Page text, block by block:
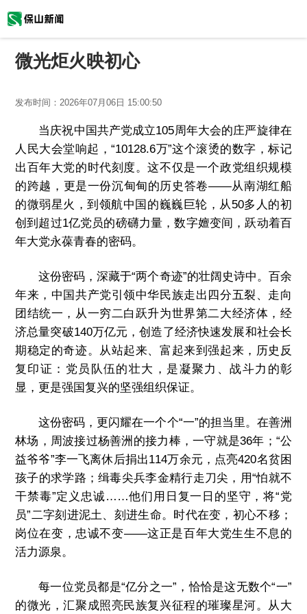
微光炬火映初心
发布时间： 2026年07月06日 15:00:50
当庆祝中国共产党成立105周年大会的庄严旋律在
人民大会堂响起，“10128.6万”这个滚烫的数字，标记
出百年大党的时代刻度。这不仅是一个政党组织规模
的跨越，更是一份沉甸甸的历史答卷——从南湖红船
的微弱星火，到领航中国的巍巍巨轮，从50多人的初
创到超过1亿党员的磅礴力量，数字嬗变间，跃动着百
年大党永葆青春的密码。
这份密码，深藏于“两个奇迹”的壮阔史诗中。百余
年来，中国共产党引领中华民族走出四分五裂、走向
团结统一，从一穷二白跃升为世界第二大经济体，经
济总量突破140万亿元，创造了经济快速发展和社会长
期稳定的奇迹。从站起来、富起来到强起来，历史反
复印证：党员队伍的壮大，是凝聚力、战斗力的彰
显，更是强国复兴的坚强组织保证。
这份密码，更闪耀在一个个“一”的担当里。在善洲
林场，周波接过杨善洲的接力棒，一守就是36年；“公
益爷爷”李一飞离休后捐出114万余元，点亮420名贫困
孩子的求学路；缉毒尖兵李金精行走刀尖，用“怕就不
干禁毒”定义忠诚……他们用日复一日的坚守，将“党
员”二字刻进泥土、刻进生命。时代在变，初心不移；
岗位在变，忠诚不变——这正是百年大党生生不息的
活力源泉。
每一位党员都是“亿分之一”，恰恰是这无数个“一”
的微光，汇聚成照亮民族复兴征程的璀璨星河。从大